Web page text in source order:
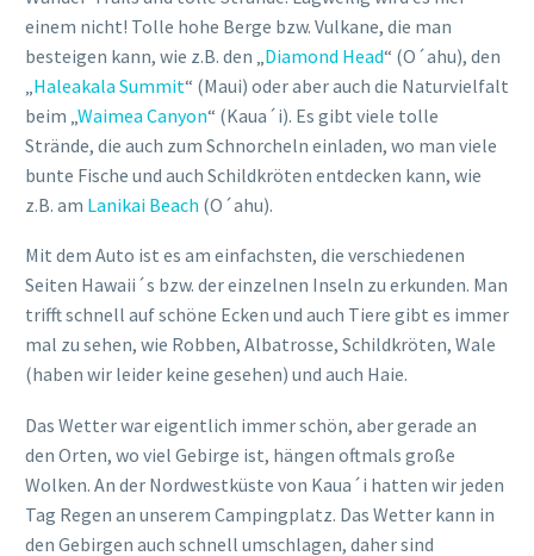
“ (Kaua´i). Es gibt viele tolle
Strände, die auch zum Schnorcheln einladen, wo man viele
bunte Fische und auch Schildkröten entdecken kann, wie
z.B. am
(O´ahu).
Mit dem Auto ist es am einfachsten, die verschiedenen
Seiten Hawaii´s bzw. der einzelnen Inseln zu erkunden. Man
trifft schnell auf schöne Ecken und auch Tiere gibt es immer
mal zu sehen, wie Robben, Albatrosse, Schildkröten, Wale
(haben wir leider keine gesehen) und auch Haie.
Das Wetter war eigentlich immer schön, aber gerade an
den Orten, wo viel Gebirge ist, hängen oftmals große
Wolken. An der Nordwestküste von Kaua´i hatten wir jeden
den Gebirgen auch schnell umschlagen, daher sind
Wanderungen dort mit Vorsicht und guter Planung zu